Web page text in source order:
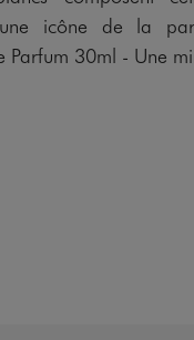
icône de la
Parfum 30ml - Une